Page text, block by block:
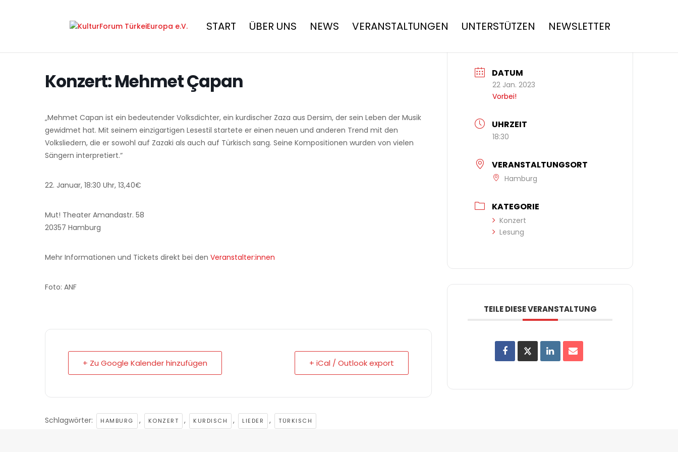
START ÜBER UNS NEWS VERANSTALTUNGEN UNTERSTÜTZEN NEWSLETTER
Konzert: Mehmet Çapan
„Mehmet Capan ist ein bedeutender Volksdichter, ein kurdischer Zaza aus Dersim, der sein Leben der Musik
gewidmet hat. Mit seinem einzigartigen Lesestil startete er einen neuen und anderen Trend mit den
Volksliedern, die er sowohl auf Zazaki als auch auf Türkisch sang. Seine Kompositionen wurden von vielen
Sängern interpretiert.“
22. Januar, 18:30 Uhr, 13,40€
Mut! Theater Amandastr. 58
20357 Hamburg
Mehr Informationen und Tickets direkt bei den Veranstalter:innen
Foto: ANF
+ Zu Google Kalender hinzufügen + iCal / Outlook export
Schlagwörter: HAMBURG , KONZERT , KURDISCH , LIEDER , TÜRKISCH
DATUM
22 Jan. 2023
Vorbei!
UHRZEIT
18:30
VERANSTALTUNGSORT
Hamburg
KATEGORIE
Konzert
Lesung
TEILE DIESE VERANSTALTUNG